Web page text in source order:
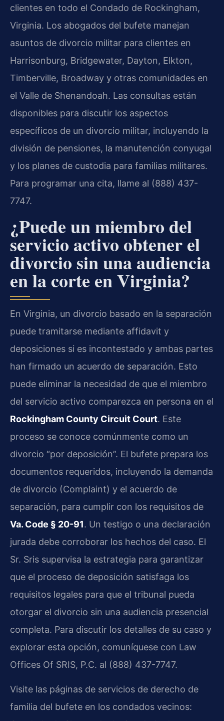
clientes en todo el Condado de Rockingham,
Virginia. Los abogados del bufete manejan
asuntos de divorcio militar para clientes en
Harrisonburg, Bridgewater, Dayton, Elkton,
Timberville, Broadway y otras comunidades en
el Valle de Shenandoah. Las consultas están
disponibles para discutir los aspectos
específicos de un divorcio militar, incluyendo la
división de pensiones, la manutención conyugal
y los planes de custodia para familias militares.
Para programar una cita, llame al (888) 437-
7747.
¿Puede un miembro del
servicio activo obtener el
divorcio sin una audiencia
en la corte en Virginia?
En Virginia, un divorcio basado en la separación
puede tramitarse mediante affidavit y
deposiciones si es incontestado y ambas partes
han firmado un acuerdo de separación. Esto
puede eliminar la necesidad de que el miembro
del servicio activo comparezca en persona en el
Rockingham County Circuit Court. Este
proceso se conoce comúnmente como un
divorcio “por deposición”. El bufete prepara los
documentos requeridos, incluyendo la demanda
de divorcio (Complaint) y el acuerdo de
separación, para cumplir con los requisitos de
Va. Code § 20-91. Un testigo o una declaración
jurada debe corroborar los hechos del caso. El
Sr. Sris supervisa la estrategia para garantizar
que el proceso de deposición satisfaga los
requisitos legales para que el tribunal pueda
otorgar el divorcio sin una audiencia presencial
completa. Para discutir los detalles de su caso y
explorar esta opción, comuníquese con Law
Offices Of SRIS, P.C. al (888) 437-7747.
Visite las páginas de servicios de derecho de
familia del bufete en los condados vecinos: